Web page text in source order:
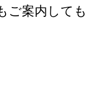
ご案内して